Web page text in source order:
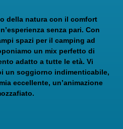
della natura con il comfort
senza pari. Con
spazi per il camping ad
un mix perfetto di
adatto a tutte le età. Vi
un soggiorno indimenticabile,
eccellente, un’animazione